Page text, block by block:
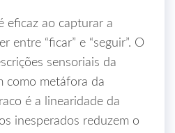
eficaz ao capturar a
entre “ficar” e “seguir”. O
sensoriais da
como metáfora da
é a linearidade da
inesperados reduzem o